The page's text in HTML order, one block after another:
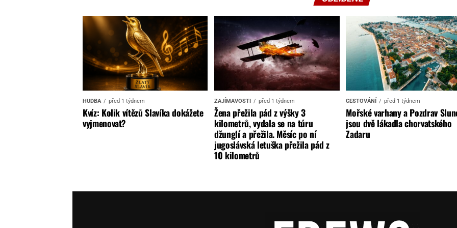
HUDBA před 1 týdnem
Kvíz: Kolik vítězů Slavíka dokážete
vyjmenovat?
ZAJÍMAVOSTI před 1 týdnem
Žena přežila pád z výšky 3
kilometrů, vydala se na túru
džunglí a přežila. Měsíc po ní
jugoslávská letuška přežila pád z
10 kilometrů
CESTOVÁNÍ před 1 týdnem
Mořské varhany a Pozdrav
jsou dvě lákadla chorvatského
Zadaru